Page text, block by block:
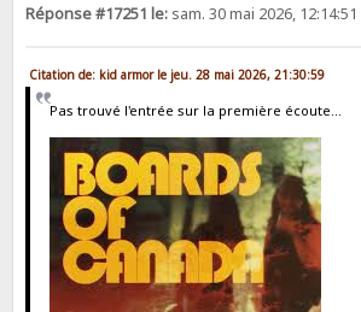
Réponse #17251 le: sam. 30 mai 2026, 12:14:51
Citation de: kid armor le jeu. 28 mai 2026, 21:30:59
Pas trouvé l'entrée sur la première écoute...